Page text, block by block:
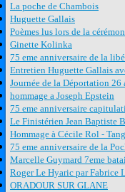
La poche de Chambois
Huguette Gallais
Poèmes lus lors de la
Ginette Kolinka
75 eme anniversaire de la
Entretien Huguette Gallais
Journée de la Déportation
hommage a Joseph Epstein
75 eme anniversaire
Le Finistérien Jean Baptiste
Hommage à Cécile Rol -
75 eme anniversaire de la
Marcelle Guymard 7eme
Roger Le Hyaric par Fabrice
ORADOUR SUR GLANE